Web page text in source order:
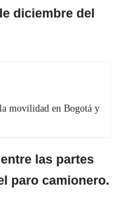
diciembre del
movilidad en Bogotá y
las partes
paro camionero.